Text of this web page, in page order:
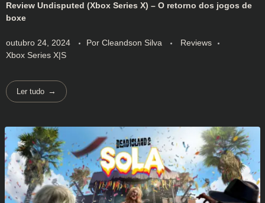
Review Undisputed (Xbox Series X) – O retorno dos jogos de
boxe
outubro 24, 2024 Por Cleandson Silva
Reviews
Xbox Series X|S
Ler tudo